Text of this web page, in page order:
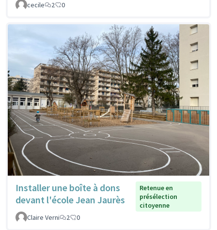
cecile
2 0
Installer une boîte à dons
devant l'école Jean Jaurès
Retenue en
présélection
citoyenne
Claire Verni
2 0